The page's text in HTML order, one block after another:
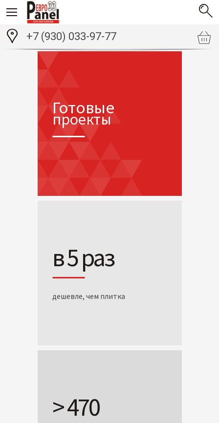
+7 (930) 033-97-77
Готовые
проекты
в 5 раз
дешевле, чем плитка
> 470